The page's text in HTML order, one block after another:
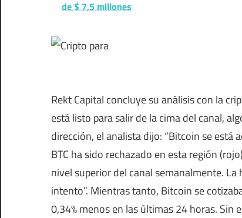
de $ 7,5 millones
Rekt Capital concluye su análisis con la
está listo para salir de la cima del canal,
dirección, el analista dijo: “Bitcoin se está
BTC ha sido rechazado en esta región
nivel superior del canal semanalmente.
intento”. Mientras tanto, Bitcoin se
0,34% menos en las últimas 24 horas. Sin